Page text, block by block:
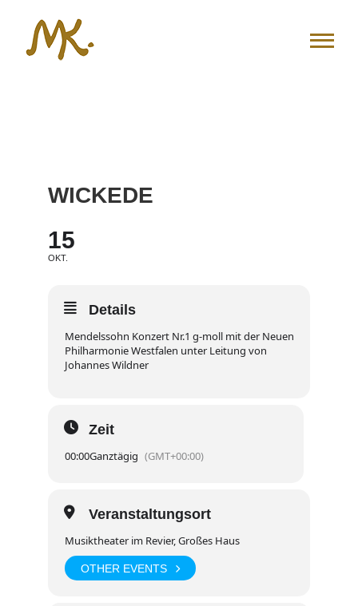
springen
WICKEDE
15
OKT.
Details
Mendelssohn Konzert Nr.1 g-moll mit der Neuen
Philharmonie Westfalen unter Leitung von
Johannes Wildner
Zeit
00:00Ganztägig (GMT+00:00)
Veranstaltungsort
Musiktheater im Revier, Großes Haus
OTHER EVENTS